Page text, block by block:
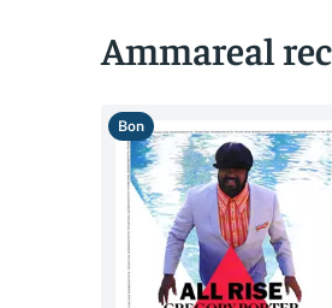
Ammareal
Bon